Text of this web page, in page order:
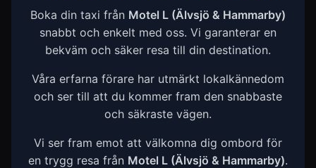
Boka din taxi från Motel L (Älvsjö & Hammarby)
snabbt och enkelt med oss. Vi garanterar en
bekväm och säker resa till din destination.
Våra erfarna förare har utmärkt lokalkännedom
och ser till att du kommer fram den snabbaste
och säkraste vägen.
Vi ser fram emot att välkomna dig ombord för
en trygg resa från Motel L (Älvsjö & Hammarby).